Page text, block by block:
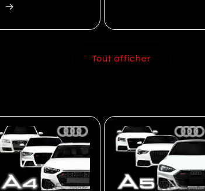
Tout afficher